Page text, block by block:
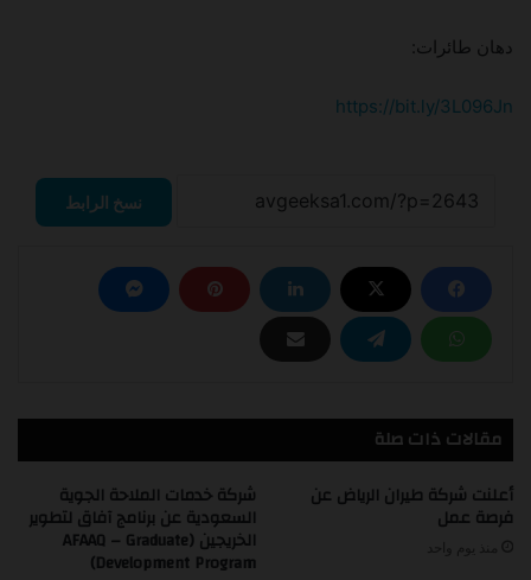
دهان طائرات:
https://bit.ly/3L096Jn
نسخ الرابط
مقالات ذات صلة
أعلنت شركة طيران الرياض عن
فرصة عمل
شركة خدمات الملاحة الجوية
السعودية عن برنامج آفاق لتطوير
الخريجين (AFAAQ – Graduate
Development Program)